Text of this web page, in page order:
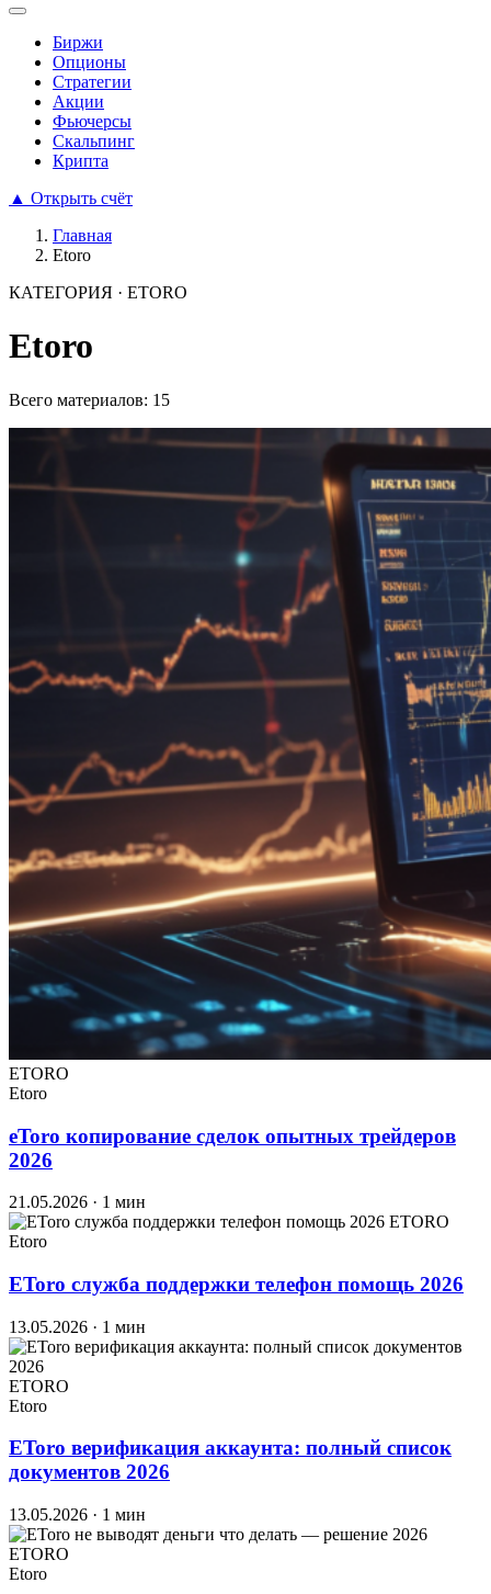
Биржи
Опционы
Стратегии
Акции
Фьючерсы
Скальпинг
Крипта
▲ Открыть счёт
Главная
Etoro
КАТЕГОРИЯ · ETORO
Etoro
Всего материалов: 15
ETORO
Etoro
eToro копирование сделок опытных трейдеров
2026
21.05.2026 · 1 мин
ETORO
Etoro
EToro служба поддержки телефон помощь 2026
13.05.2026 · 1 мин
ETORO
Etoro
EToro верификация аккаунта: полный список
документов 2026
13.05.2026 · 1 мин
ETORO
Etoro